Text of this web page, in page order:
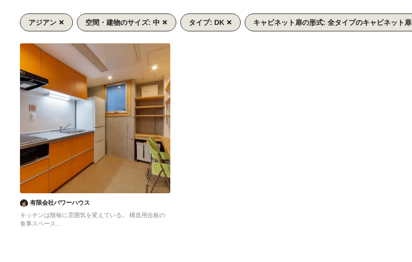
アジアン 空間・建物のサイズ: 中 タイプ: DK キャビネット扉の形式: 全タイプのキャビネット扉
へ
へ
有限会社パワーハウス
キッチンは階毎に雰囲気を変えている。 構造用合板の
食事スペース